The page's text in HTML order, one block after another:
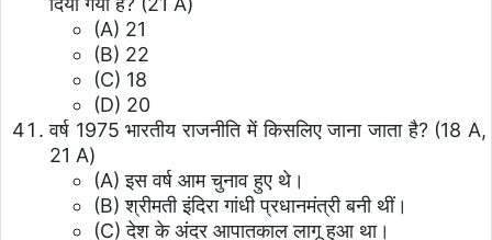
(A) 21
(B) 22
(C) 18
(D) 20
वर्ष 1975 भारतीय राजनीति में किसलिए जाना जाता है? (18 A,
21 A)
(A) इस वर्ष आम चुनाव हुए थे।
(B) श्रीमती इंदिरा गांधी प्रधानमंत्री बनी थीं।
(C) देश के अंदर आपातकाल लागू हुआ था।